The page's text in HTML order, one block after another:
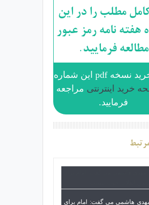
مطلب را در این
هفته نامه رمز عبور
مطالعه فرمایید.
جهت خرید نسخه pdf این شماره
خرید اینترنتی مراجعه
فرمایید.
مهدی هاشمی می گفت: امام برای